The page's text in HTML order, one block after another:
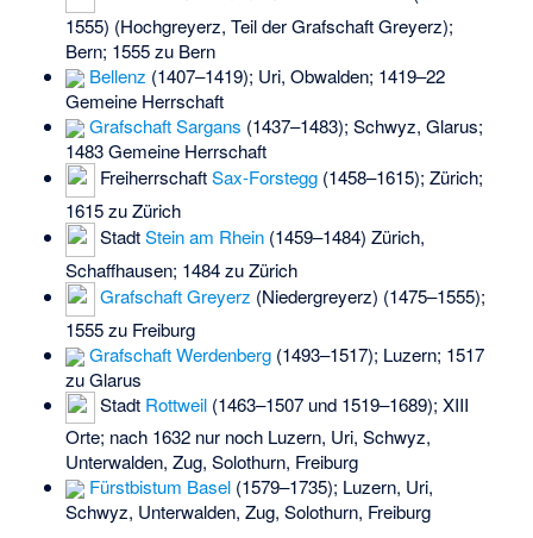
1555) (Hochgreyerz, Teil der Grafschaft Greyerz);
Bern; 1555 zu Bern
Bellenz (1407–1419); Uri, Obwalden; 1419–22
Gemeine Herrschaft
Grafschaft Sargans (1437–1483); Schwyz, Glarus;
1483 Gemeine Herrschaft
FreiherrschaftSax-Forstegg(1458–1615); Zürich;
1615 zu Zürich
StadtStein am Rhein(1459–1484) Zürich,
Schaffhausen; 1484 zu Zürich
Grafschaft Greyerz (Niedergreyerz) (1475–1555);
1555 zu Freiburg
Grafschaft Werdenberg(1493–1517); Luzern; 1517
zu Glarus
Stadt Rottweil(1463–1507 und 1519–1689); XIII
Orte; nach 1632 nur noch Luzern, Uri, Schwyz,
Unterwalden, Zug, Solothurn, Freiburg
Fürstbistum Basel(1579–1735); Luzern, Uri,
Schwyz, Unterwalden, Zug, Solothurn, Freiburg